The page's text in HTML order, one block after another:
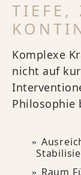
TIEFE,
Komplexe
nicht auf
Philosophie
Raum